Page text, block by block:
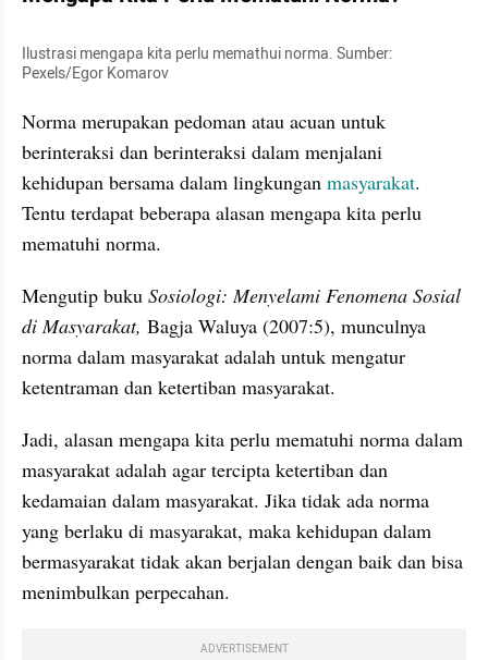
Ilustrasi mengapa kita perlu memathui norma. Sumber:
Pexels/Egor Komarov
Norma merupakan pedoman atau acuan untuk
berinteraksi dan berinteraksi dalam menjalani
kehidupan bersama dalam lingkungan masyarakat.
Tentu terdapat beberapa alasan mengapa kita perlu
mematuhi norma.
Mengutip buku Sosiologi: Menyelami Fenomena Sosial
di Masyarakat, Bagja Waluya (2007:5), munculnya
norma dalam masyarakat adalah untuk mengatur
ketentraman dan ketertiban masyarakat.
Jadi, alasan mengapa kita perlu mematuhi norma dalam
masyarakat adalah agar tercipta ketertiban dan
kedamaian dalam masyarakat. Jika tidak ada norma
yang berlaku di masyarakat, maka kehidupan dalam
bermasyarakat tidak akan berjalan dengan baik dan bisa
menimbulkan perpecahan.
ADVERTISEMENT